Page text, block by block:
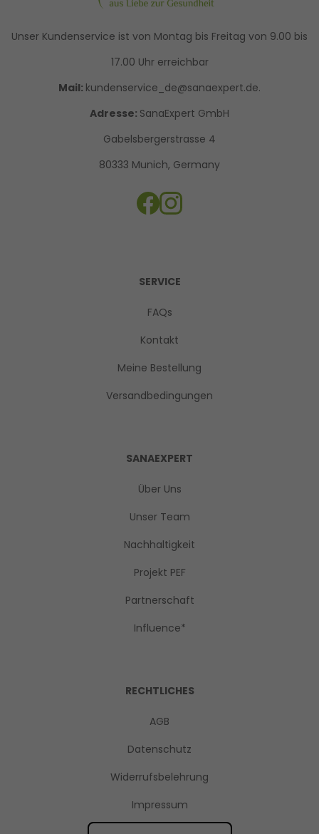
Unser Kundenservice ist von Montag bis Freitag von 9.00 bis
17.00 Uhr erreichbar
Mail: kundenservice_de@sanaexpert.de.
Adresse: SanaExpert GmbH
Gabelsbergerstrasse 4
80333 Munich, Germany
SERVICE
FAQs
Kontakt
Meine Bestellung
Versandbedingungen
SANAEXPERT
Über Uns
Unser Team
Nachhaltigkeit
Projekt PEF
Partnerschaft
Influence*
RECHTLICHES
AGB
Datenschutz
Widerrufsbelehrung
Impressum